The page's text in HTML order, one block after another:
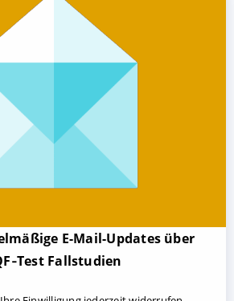
E-Mail-Updates über
Fallstudien